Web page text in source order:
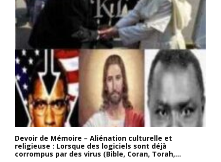
Devoir de Mémoire – Aliénation culturelle et
religieuse : Lorsque des logiciels sont déjà
corrompus par des virus (Bible, Coran, Torah,...